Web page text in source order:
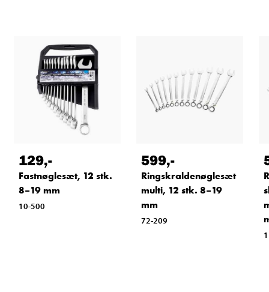
129,-
Fastnøglesæt, 12 stk.
8–19 mm
10-500
599,-
Ringskraldenøglesæt
multi, 12 stk. 8–19
mm
72-209